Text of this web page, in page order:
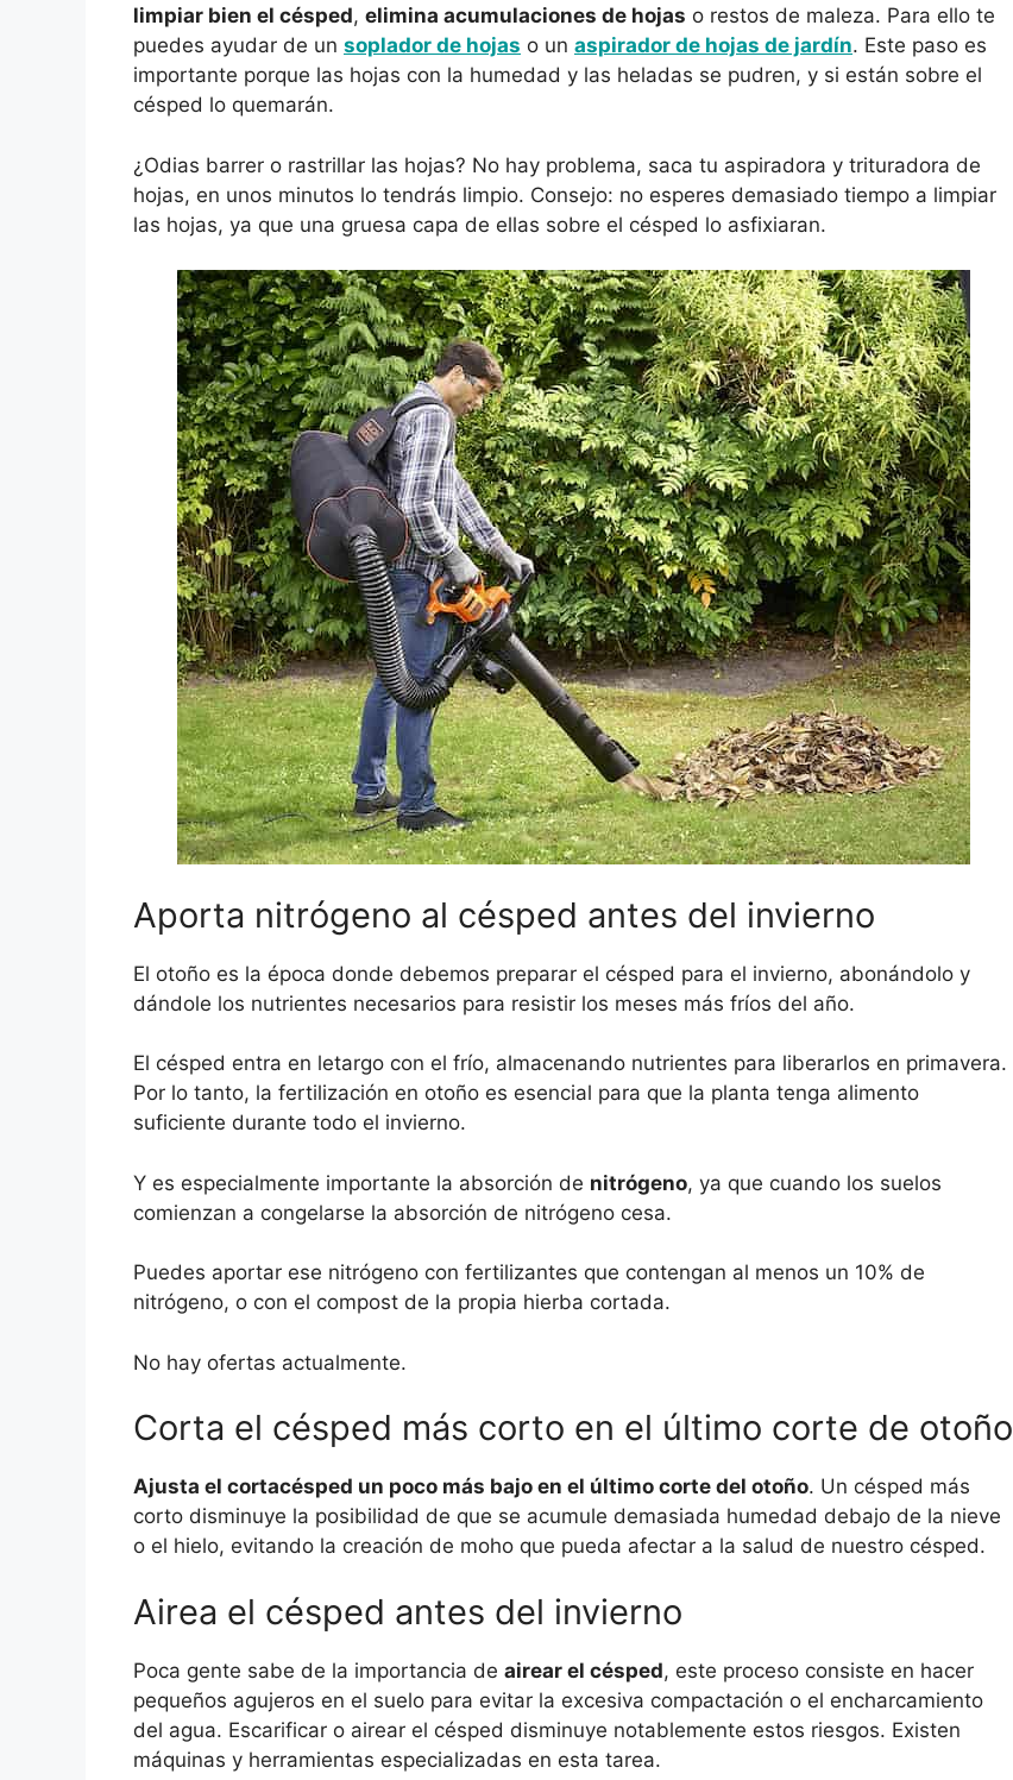
limpiar bien el césped, elimina acumulaciones de hojas o restos de maleza. Para ello te
puedes ayudar de un soplador de hojas o un aspirador de hojas de jardín. Este paso es
importante porque las hojas con la humedad y las heladas se pudren, y si están sobre el
césped lo quemarán.
¿Odias barrer o rastrillar las hojas? No hay problema, saca tu aspiradora y trituradora de
hojas, en unos minutos lo tendrás limpio. Consejo: no esperes demasiado tiempo a limpiar
las hojas, ya que una gruesa capa de ellas sobre el césped lo asfixiaran.
Aporta nitrógeno al césped antes del invierno
El otoño es la época donde debemos preparar el césped para el invierno, abonándolo y
dándole los nutrientes necesarios para resistir los meses más fríos del año.
El césped entra en letargo con el frío, almacenando nutrientes para liberarlos en primavera.
Por lo tanto, la fertilización en otoño es esencial para que la planta tenga alimento
suficiente durante todo el invierno.
Y es especialmente importante la absorción de nitrógeno, ya que cuando los suelos
comienzan a congelarse la absorción de nitrógeno cesa.
Puedes aportar ese nitrógeno con fertilizantes que contengan al menos un 10% de
nitrógeno, o con el compost de la propia hierba cortada.
No hay ofertas actualmente.
Corta el césped más corto en el último corte de otoño
Ajusta el cortacésped un poco más bajo en el último corte del otoño. Un césped más
corto disminuye la posibilidad de que se acumule demasiada humedad debajo de la nieve
o el hielo, evitando la creación de moho que pueda afectar a la salud de nuestro césped.
Airea el césped antes del invierno
Poca gente sabe de la importancia de airear el césped, este proceso consiste en hacer
pequeños agujeros en el suelo para evitar la excesiva compactación o el encharcamiento
del agua. Escarificar o airear el césped disminuye notablemente estos riesgos. Existen
máquinas y herramientas especializadas en esta tarea.